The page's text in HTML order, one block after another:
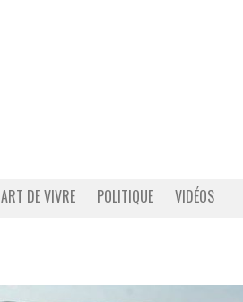
ART DE VIVRE POLITIQUE VIDÉOS